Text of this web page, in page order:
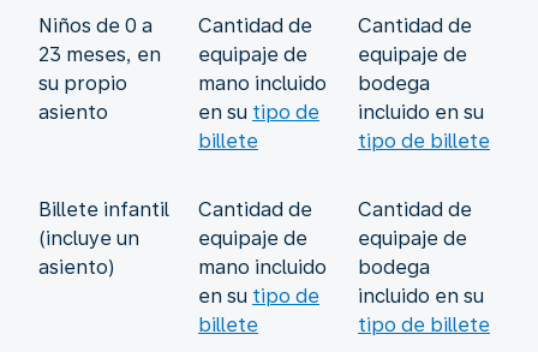
Niños de 0 a
23 meses, en
su propio
asiento
Cantidad de
equipaje de
mano incluido
en su tipo de
billete
Cantidad de
equipaje de
bodega
incluido en su
tipo de billete
Billete infantil
(incluye un
asiento)
Cantidad de
equipaje de
mano incluido
en su tipo de
billete
Cantidad de
equipaje de
bodega
incluido en su
tipo de billete